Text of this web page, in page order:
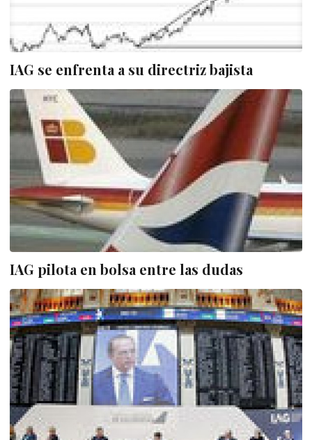
IAG se enfrenta a su directriz bajista
IAG pilota en bolsa entre las dudas